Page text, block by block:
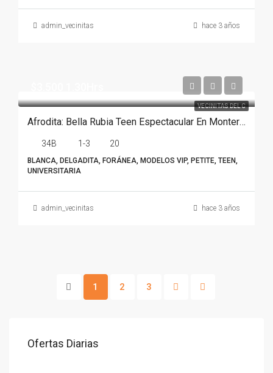
admin_vecinitas hace 3 años
VECINITAS DEL C
Afrodita: Bella Rubia Teen Espectacular En Monterrey
34B 1-3 20
BLANCA, DELGADITA, FORÁNEA, MODELOS VIP, PETITE, TEEN,
UNIVERSITARIA
admin_vecinitas hace 3 años
1 2 3
Ofertas Diarias